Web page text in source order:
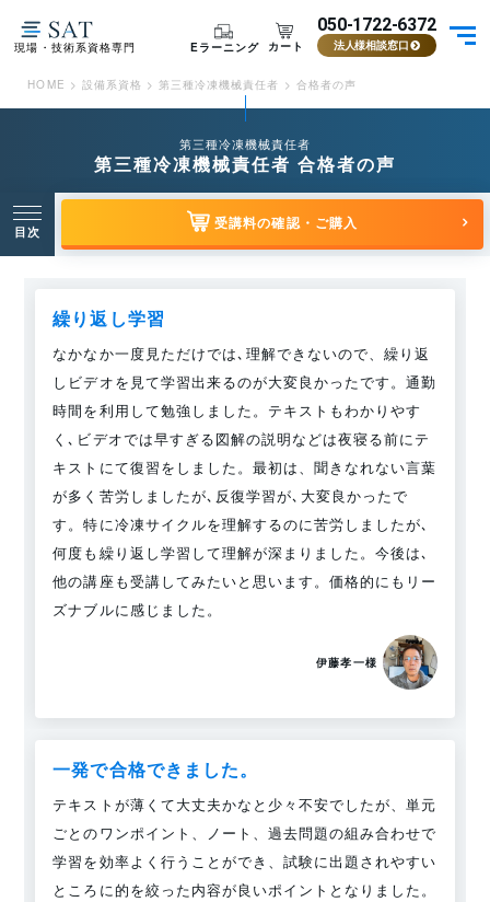
現場・技術系資格専門 Eラーニング カート
050-1722-6372
法人様相談窓口
HOME > 設備系資格 >第三種冷凍機械責任者 > 合格者の声
第三種冷凍機械責任者
第三種冷凍機械責任者 合格者の声
受講料の確認・ご購入
目次
繰り返し学習
なかなか一度見ただけでは､理解できないので、繰り返
しビデオを見て学習出来るのが大変良かったです。通勤
時間を利用して勉強しました。テキストもわかりやす
く､ビデオでは早すぎる図解の説明などは夜寝る前にテ
キストにて復習をしました。最初は、聞きなれない言葉
が多く苦労しましたが､反復学習が､大変良かったで
す。特に冷凍サイクルを理解するのに苦労しましたが､
何度も繰り返し学習して理解が深まりました。今後は､
他の講座も受講してみたいと思います。価格的にもリー
ズナブルに感じました。
伊藤孝一様
一発で合格できました。
テキストが薄くて大丈夫かなと少々不安でしたが、単元
ごとのワンポイント、ノート、過去問題の組み合わせで
学習を効率よく行うことができ、試験に出題されやすい
ところに的を絞った内容が良いポイントとなりました。